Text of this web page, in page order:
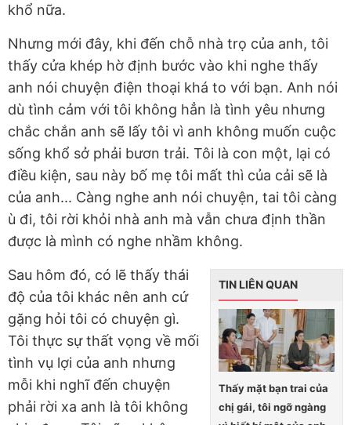
khổ nữa.
Nhưng mới đây, khi đến chỗ nhà trọ của anh, tôi
thấy cửa khép hờ định bước vào khi nghe thấy
anh nói chuyện điện thoại khá to với bạn. Anh nói
dù tình cảm với tôi không hẳn là tình yêu nhưng
chắc chắn anh sẽ lấy tôi vì anh không muốn cuộc
sống khổ sở phải bươn trải. Tôi là con một, lại có
điều kiện, sau này bố mẹ tôi mất thì của cải sẽ là
của anh... Càng nghe anh nói chuyện, tai tôi càng
ù đi, tôi rời khỏi nhà anh mà vẫn chưa định thần
được là mình có nghe nhầm không.
TIN LIÊN QUAN
Thấy mặt bạn trai của
chị gái, tôi ngỡ ngàng
Sau hôm đó, có lẽ thấy thái
độ của tôi khác nên anh cứ
gặng hỏi tôi có chuyện gì.
Tôi thực sự thất vọng về mối
tình vụ lợi của anh nhưng
mỗi khi nghĩ đến chuyện
phải rời xa anh là tôi không